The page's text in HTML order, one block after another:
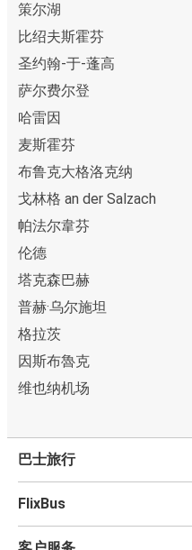
策尔湖
比绍夫斯霍芬
圣约翰-于-蓬高
萨尔费尔登
哈雷因
麦斯霍芬
布鲁克大格洛克纳
戈林格 an der Salzach
帕法尔韋芬
伦德
塔克森巴赫
普赫·乌尔施坦
格拉茨
因斯布魯克
维也纳机场
巴士旅行
FlixBus